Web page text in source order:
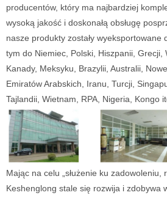
producentów, który ma najbardziej
wysoką jakość i doskonałą obsługę
nasze produkty zostały wyeksportowane
tym do Niemiec, Polski, Hiszpanii, Grecji,
Kanady, Meksyku, Brazylii, Australii,
Emiratów Arabskich, Iranu, Turcji,
Tajlandii, Wietnam, RPA, Nigeria, Kongo
Mając na celu „służenie ku zadowoleniu,
Keshenglong stale się rozwija i zdobywa